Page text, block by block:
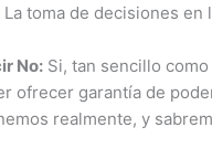
toma de decisiones
No: Si, tan sencillo
ofrecer garantía de
realmente, y